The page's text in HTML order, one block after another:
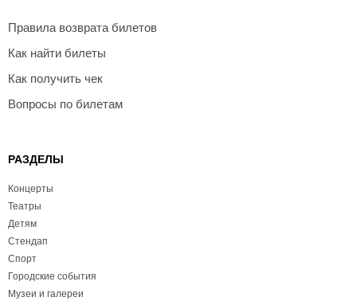
Правила возврата билетов
Как найти билеты
Как получить чек
Вопросы по билетам
РАЗДЕЛЫ
Концерты
Театры
Детям
Стендап
Спорт
Городские события
Музеи и галереи